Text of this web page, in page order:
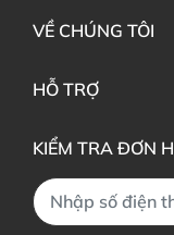
VỀ CHÚNG TÔI
HỖ TRỢ
KIỂM TRA ĐƠN